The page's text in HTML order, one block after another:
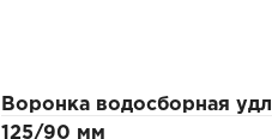
Воронка водосборная
125/90 мм